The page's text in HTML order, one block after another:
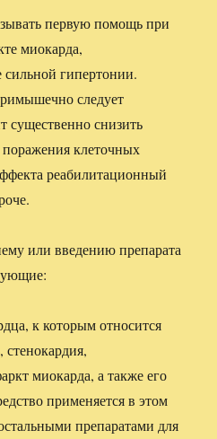
первую помощь при
миокарда,
сильной гипертонии.
следует
существенно снизить
клеточных
реабилитационный
или введению препарата
к которым относится
стенокардия,
миокарда, а также его
применяется в этом
препаратами для